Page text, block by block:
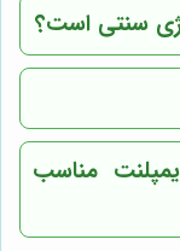
سنتی است؟
مناسب